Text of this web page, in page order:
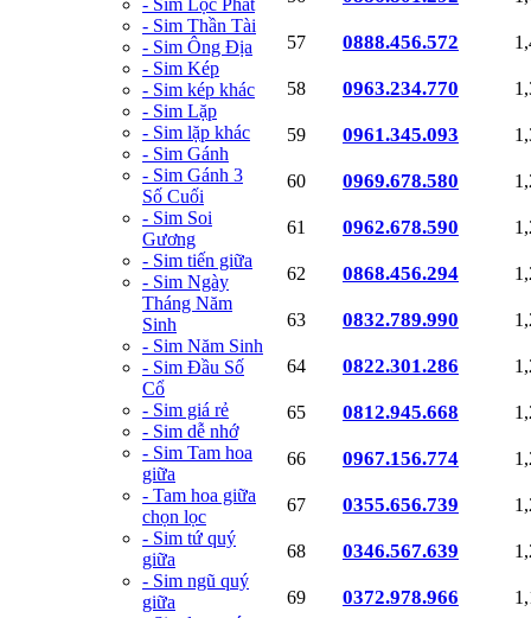
- Sim Thần Tài
- Sim Ông Địa
- Sim Kép
- Sim kép khác
- Sim Lặp
- Sim lặp khác
- Sim Gánh
- Sim Gánh 3
Số Cuối
- Sim Soi
Gương
- Sim tiến giữa
- Sim Ngày
Tháng Năm
Sinh
- Sim Năm Sinh
- Sim Đầu Số
Cổ
- Sim giá rẻ
- Sim dễ nhớ
- Sim Tam hoa
giữa
- Tam hoa giữa
chọn lọc
- Sim tứ quý
giữa
- Sim ngũ quý
giữa
57 0888.456.572
58 0963.234.770
59 0961.345.093
60 0969.678.580
61 0962.678.590
62 0868.456.294
63 0832.789.990
64 0822.301.286
65 0812.945.668
66 0967.156.774
67 0355.656.739
68 0346.567.639
69 0372.978.966